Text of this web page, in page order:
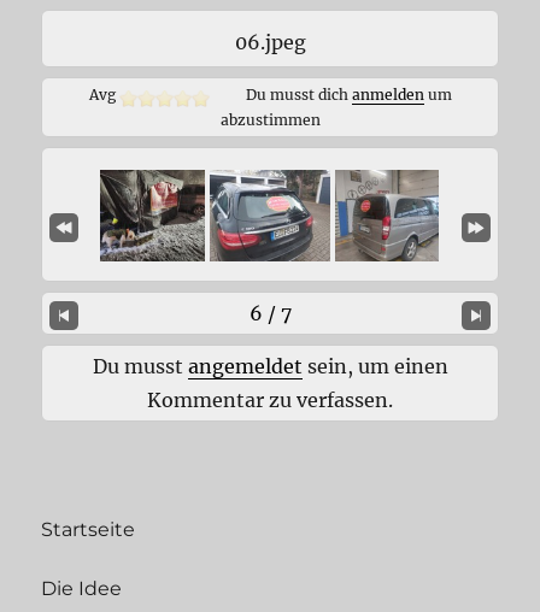
06.jpeg
Avg Du musst dich anmeldenum
abzustimmen
6 / 7
Du musst angemeldet sein, um einen
Kommentar zu verfassen.
Startseite
Die Idee